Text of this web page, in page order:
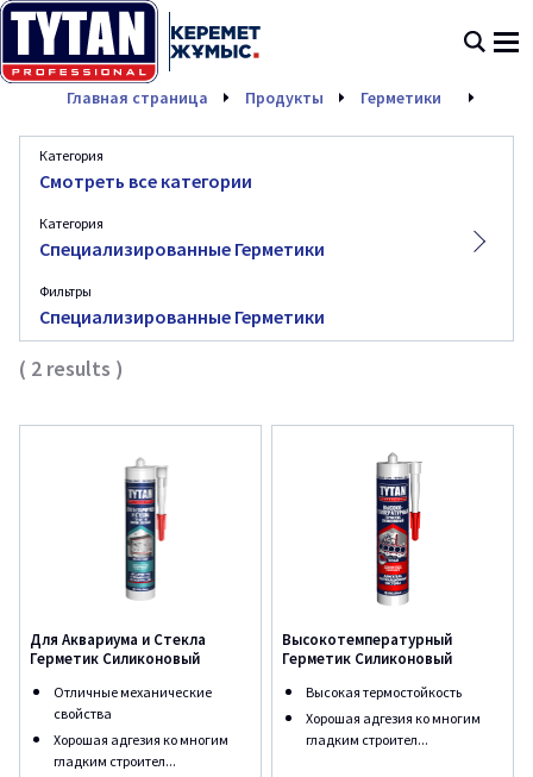
Главная страница Продукты Герметики
Категория
Смотреть все категории
Категория
Специализированные Герметики
Фильтры
Специализированные Герметики
( 2 results )
Для Аквариума и Стекла
Герметик Силиконовый
Отличные механические
свойства
Хорошая адгезия ко многим
гладким строител...
Высокотемпературный
Герметик Силиконовый
Высокая термостойкость
Хорошая адгезия ко многим
гладким строител...